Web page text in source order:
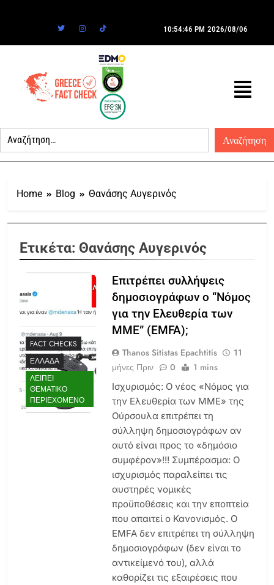
10:54:46 PM 2026/08/06
Home Blog Θανάσης Αυγερινός
Ετικέτα: Θανάσης Αυγερινός
FACT CHECKS
ΕΛΛΆΔΑ
ΛΕΊΠΕΙ
ΘΕΜΑΤΙΚΌ
ΠΕΡΙΕΧΌΜΕΝΟ
Επιτρέπει συλλήψεις
δημοσιογράφων ο “Νόμος
για την Ελευθερία των
ΜΜΕ” (EMFA);
Thanos Sitistas Epachtitis
11
μήνες Πριν
0 1 mins
Ισχυρισμός: Ο νέος «Νόμος για
την Ελευθερία των ΜΜΕ» της
Ούρσουλα επιτρέπει τη
σύλληψη δημοσιογράφων αν
αυτό είναι προς το «δημόσιο
συμφέρον»!!! Συμπέρασμα: Ο
ισχυρισμός παραλείπει τις
αυστηρές νομικές
προϋποθέσεις και την εποπτεία
που απαιτεί ο Κανονισμός. Ο
EMFA δεν επιτρέπει τη σύλληψη
δημοσιογράφων (δεν είναι το
αντικείμενό του), αλλά
καθορίζει τις εξαιρέσεις που